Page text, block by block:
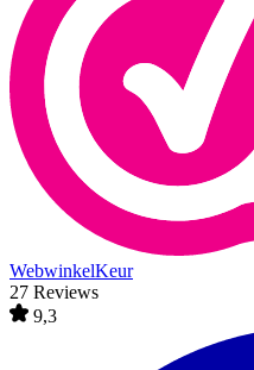
WebwinkelKeur
27 Reviews
9,3